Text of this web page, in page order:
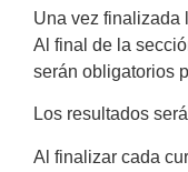
Una vez finalizada
Al final de la
serán obligatorios
Los resultados
Al finalizar cada